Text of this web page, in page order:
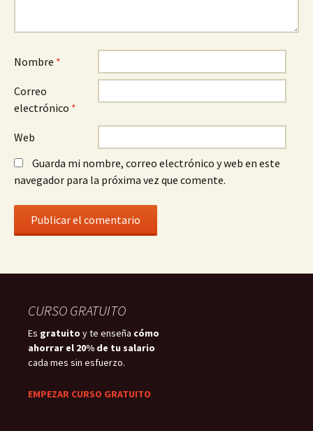
Nombre *
Correo
electrónico *
Web
Guarda mi nombre, correo electrónico y web en este
navegador para la próxima vez que comente.
CURSO GRATUITO
Es gratuito y te enseña cómo
ahorrar el 20% de tu salario
cada mes sin esfuerzo.
EMPEZAR CURSO GRATUITO